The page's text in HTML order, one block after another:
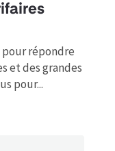
pour répondre
et des grandes
pour...